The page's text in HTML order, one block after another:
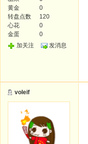
黄金
0
转盘点数
120
心花
0
金蛋
0
加关注
发消息
voleif